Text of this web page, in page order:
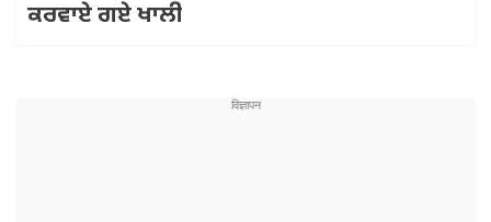
ਕਰਵਾਏ ਗਏ ਖਾਲੀ